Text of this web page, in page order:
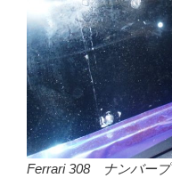
Ferrari 308 ナンバー